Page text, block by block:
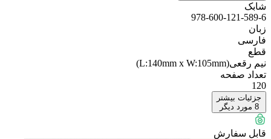
شابک
978-600-121-589-6
زبان
فارسی
قطع
نیم رقعی(L:140mm x W:105mm)
تعداد صفحه
120
جزئیات بیشتر
8 مورد دیگر
قابل سفارش